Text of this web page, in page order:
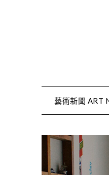
藝術新聞 ART